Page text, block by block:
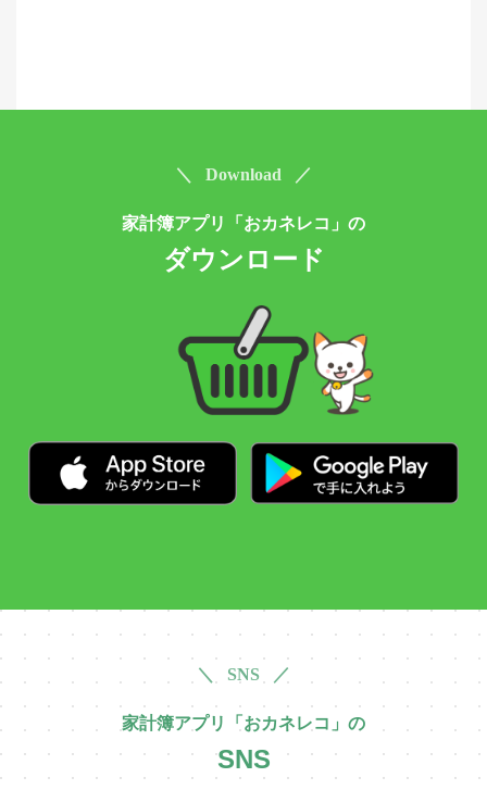
＼ Download ／
家計簿アプリ「おカネレコ」の
ダウンロード
＼ SNS ／
家計簿アプリ「おカネレコ」の
SNS